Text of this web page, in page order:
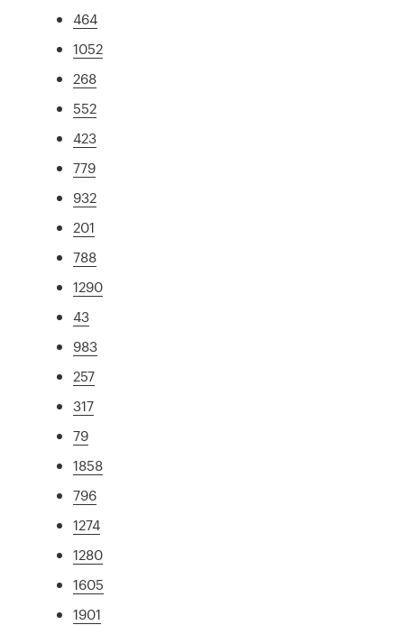
464
1052
268
552
423
779
932
201
788
1290
43
983
257
317
79
1858
796
1274
1280
1605
1901